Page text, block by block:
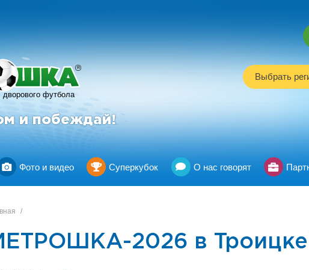
дворового футбола
R
и побеждай!
Выбрать
Фото и видео Суперкубок О нас говорят
/
2026 в